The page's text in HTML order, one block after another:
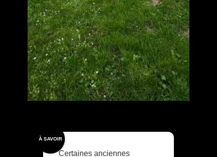
À SAVOIR
Certaines anciennes